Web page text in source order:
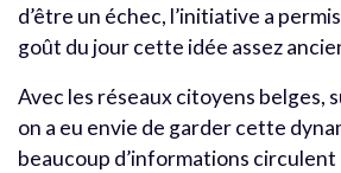
d’être un échec, l’initiative a
goût du jour cette idée assez
Avec les réseaux citoyens belges,
on a eu envie de garder cette
beaucoup d’informations